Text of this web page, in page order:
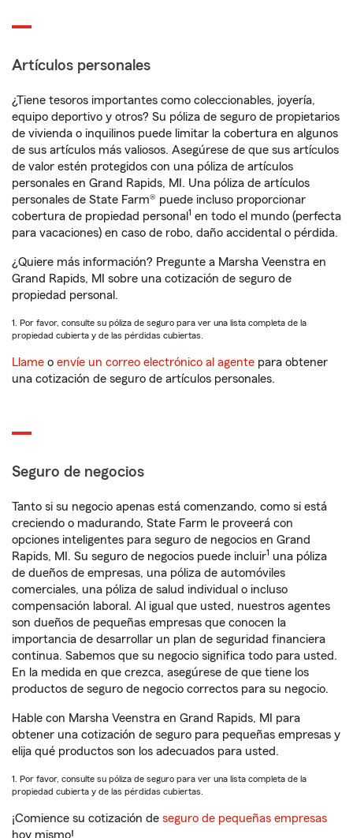
Artículos personales
¿Tiene tesoros importantes como coleccionables, joyería,
equipo deportivo y otros? Su póliza de seguro de propietarios
de vivienda o inquilinos puede limitar la cobertura en algunos
de sus artículos más valiosos. Asegúrese de que sus artículos
de valor estén protegidos con una póliza de artículos
personales en Grand Rapids, MI. Una póliza de artículos
personales de State Farm® puede incluso proporcionar
cobertura de propiedad personal 1 en todo el mundo (perfecta
para vacaciones) en caso de robo, daño accidental o pérdida.
¿Quiere más información? Pregunte a Marsha Veenstra en
Grand Rapids, MI sobre una cotización de seguro de
propiedad personal.
1. Por favor, consulte su póliza de seguro para ver una lista completa de la
propiedad cubierta y de las pérdidas cubiertas.
Llame o envíe un correo electrónico al agente para obtener
una cotización de seguro de artículos personales.
Seguro de negocios
Tanto si su negocio apenas está comenzando, como si está
creciendo o madurando, State Farm le proveerá con
opciones inteligentes para seguro de negocios en Grand
Rapids, MI. Su seguro de negocios puede incluir1 una póliza
de dueños de empresas, una póliza de automóviles
comerciales, una póliza de salud individual o incluso
compensación laboral. Al igual que usted, nuestros agentes
son dueños de pequeñas empresas que conocen la
importancia de desarrollar un plan de seguridad financiera
continua. Sabemos que su negocio significa todo para usted.
En la medida en que crezca, asegúrese de que tiene los
productos de seguro de negocio correctos para su negocio.
Hable con Marsha Veenstra en Grand Rapids, MI para
obtener una cotización de seguro para pequeñas empresas y
elija qué productos son los adecuados para usted.
1. Por favor, consulte su póliza de seguro para ver una lista completa de la
propiedad cubierta y de las pérdidas cubiertas.
¡Comience su cotización de seguro de pequeñas empresas
hoy mismo!